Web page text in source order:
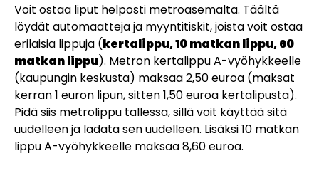
Voit ostaa liput helposti metroasemalta. Täältä
löydät automaatteja ja myyntitiskit, joista voit ostaa
erilaisia lippuja (kertalippu, 10 matkan lippu, 60
matkan lippu). Metron kertalippu A-vyöhykkeelle
(kaupungin keskusta) maksaa 2,50 euroa (maksat
kerran 1 euron lipun, sitten 1,50 euroa kertalipusta).
Pidä siis metrolippu tallessa, sillä voit käyttää sitä
uudelleen ja ladata sen uudelleen. Lisäksi 10 matkan
lippu A-vyöhykkeelle maksaa 8,60 euroa.